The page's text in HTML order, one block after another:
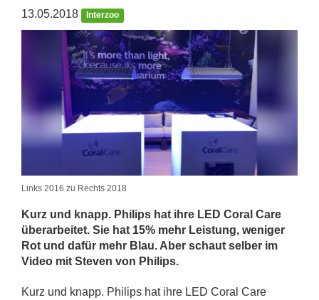
13.05.2018 Interzoo
Links 2016 zu Rechts 2018
Kurz und knapp. Philips hat ihre LED Coral Care
überarbeitet. Sie hat 15% mehr Leistung, weniger
Rot und dafür mehr Blau. Aber schaut selber im
Video mit Steven von Philips.
Kurz und knapp. Philips hat ihre LED Coral Care